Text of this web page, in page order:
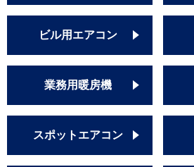
ビル用エアコン
業務用暖房機
スポットエアコン